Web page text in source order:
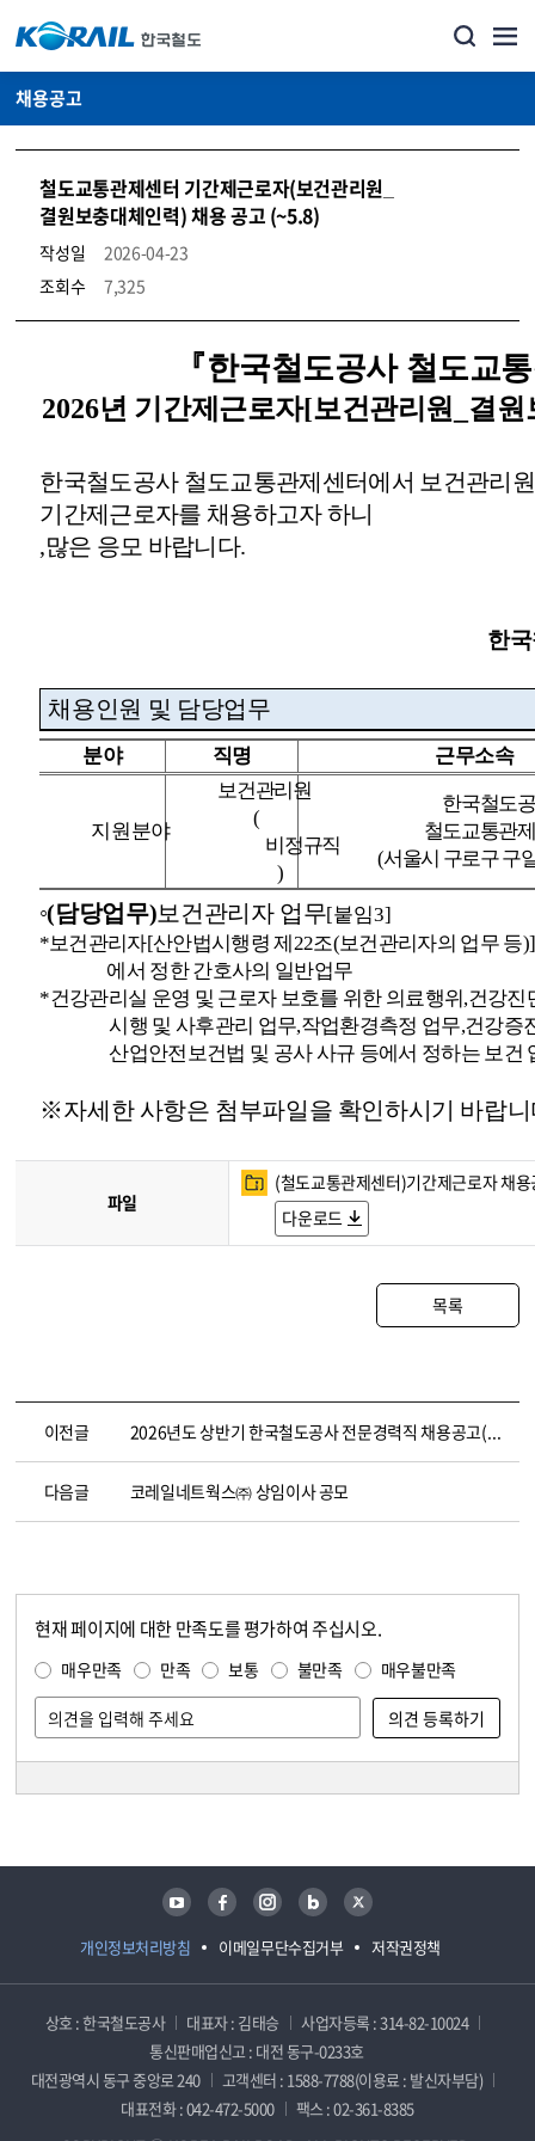
채용공고
철도교통관제센터 기간제근로자(보건관리원_
결원보충대체인력) 채용 공고 (~5.8)
작성일
2026-04-23
조회수
7,325
코레일소개_경영공시_채용공고 상세보기 – 내용, 파일, 담당자 연락처로 구성
『한국철도공사 철도교
2026년 기간제근로자[보건관리원 _결
한국철도공사 철도교통관제센터에서 보건관리
기간제근로자를 채용하고자 하니
,많은 응모 바랍니다.
한
채용인원 및 담당업무
분야 직명 근무소속
지원분야
보건관리원
(
비정규직
)
한국철도
철도교통관
(서울시 구로구 구
◦(담당업무)보건관리자 업무[붙임3]
*보건관리자[산안법시행령 제22조(보건관리자의 업무 등)]
에서 정한 간호사의 일반업무
*건강관리실 운영 및 근로자 보호를 위한 의료행위,건강진
시행 및 사후관리 업무,작업환경측정 업무,건강증
산업안전보건법 및 공사 사규 등에서 정하는 보건
※자세한 사항은 첨부파일을 확인하시기 바랍
파일
(철도교통관제센터)기간제근로자 채
다운로드
목록
이전글 2026년도 상반기 한국철도공사 전문경력직 채용공고(~3.18. 14:00)
다음글 코레일네트웍스㈜ 상임이사 공모
현재 페이지에 대한 만족도를 평가하여 주십시오.
매우만족 만족 보통 불만족 매우불만족
개인정보처리방침 이메일무단수집거부 저작권정책
유튜브 페이스북 인스타그램 블로그 트위터
상호 : 한국철도공사 대표자 : 김태승
사업자등록 : 314-82-10024
통신판매업신고 : 대전 동구-0233호
대전광역시 동구 중앙로 240
고객센터 : 1588-7788(이용료 : 발신자부담)
대표전화 : 042-472-5000
팩스 : 02-361-8385